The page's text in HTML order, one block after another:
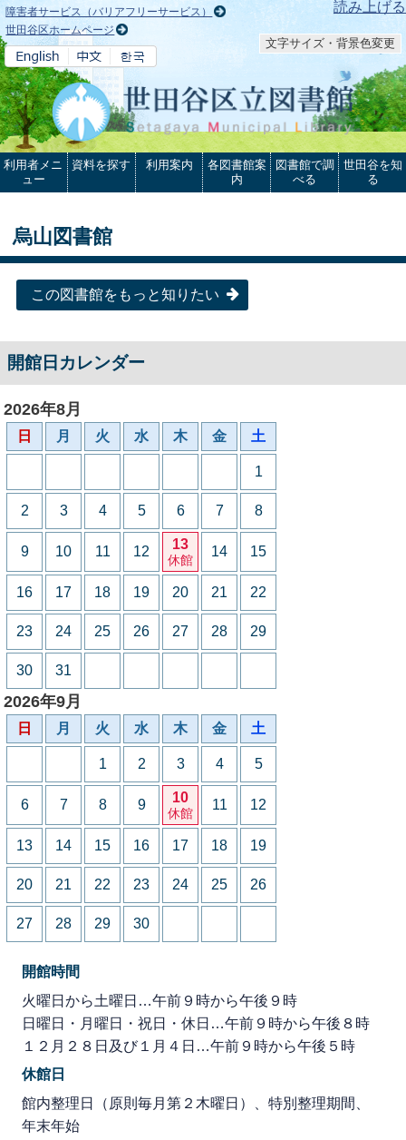
本文へ 読み上げる
障害者サービス（バリアフリーサービス）
世田谷区ホームページ
文字サイズ・背景色変更
利用者メニ
ュー
資料を探す 利用案内
各図書館案
内
図書館で調
べる
世田谷を知
る
烏山図書館
この図書館をもっと知りたい
開館日カレンダー
2026年8月
日 月 火 水 木 金 土
1
2 3 4 5 6 7 8
9 10 11 12 13
休館
14 15
16 17 18 19 20 21 22
23 24 25 26 27 28 29
30 31
2026年9月
日 月 火 水 木 金 土
1 2 3 4 5
6 7 8 9 10
休館
11 12
13 14 15 16 17 18 19
20 21 22 23 24 25 26
27 28 29 30
開館時間
火曜日から土曜日…午前９時から午後９時
日曜日・月曜日・祝日・休日…午前９時から午後８時
１２月２８日及び１月４日…午前９時から午後５時
休館日
館内整理日（原則毎月第２木曜日）、特別整理期間、
年末年始